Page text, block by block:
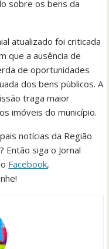
sobre os bens da
atualizado foi criticada
que a ausência de
de oportunidades
dos bens públicos. A
traga maior
imóveis do município.
notícias da Região
Então siga o Jornal
Facebook,